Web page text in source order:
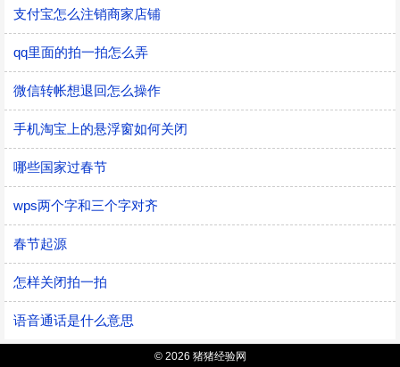
支付宝怎么注销商家店铺
qq里面的拍一拍怎么弄
微信转帐想退回怎么操作
手机淘宝上的悬浮窗如何关闭
哪些国家过春节
wps两个字和三个字对齐
春节起源
怎样关闭拍一拍
语音通话是什么意思
© 2026 猪猪经验网